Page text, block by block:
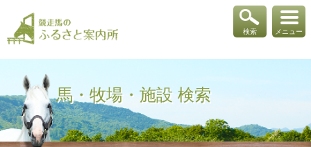
メニュー
検索
馬・牧場・施設 検索